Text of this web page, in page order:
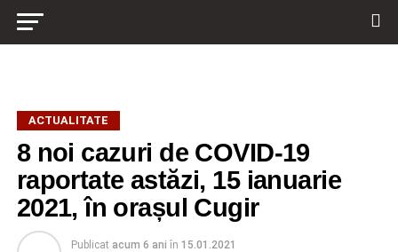
ACTUALITATE
8 noi cazuri de COVID-19
raportate astăzi, 15 ianuarie
2021, în orașul Cugir
Publicat acum 6 ani în 15.01.2021